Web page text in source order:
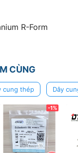
R-Form
CÙNG
cung thép Dây
-1%